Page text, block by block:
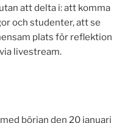
att delta i: att komma
och studenter, att se
plats för reflektion
livestream.
början den 20 januari